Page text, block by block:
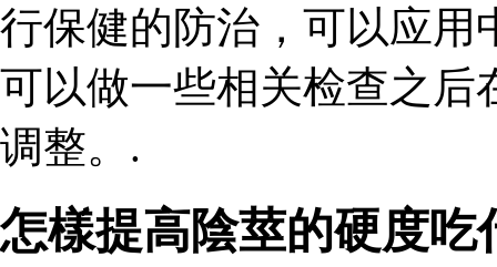
行保健的防治，可以应用
可以做一些相关检查之后
调整。.
怎樣提高陰莖的硬度